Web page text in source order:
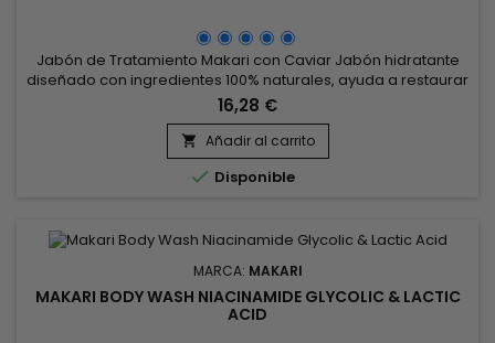
Jabón de Tratamiento Makari con Caviar Jabón hidratante
diseñado con ingredientes 100% naturales, ayuda a restaurar
una piel joven y radiante.&nbsp; Limpia profundamente la
piel y reduce el exceso de sebo.&nbsp; Producto económico
en comparación con otros tratamientos a base de
caviar.&nbsp; Apto para uso diario y para todo tipo de
pieles, incluso las...
16,28 €
 Añadir al carrito
 Disponible
MARCA: MAKARI
MAKARI BODY WASH NIACINAMIDE GLYCOLIC & LACTIC
ACID